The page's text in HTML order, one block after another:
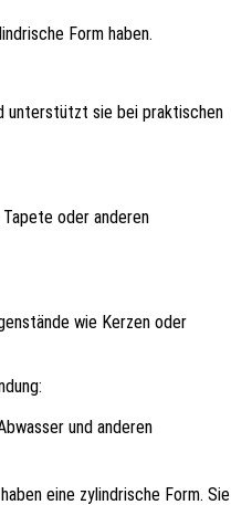
Form haben.
unterstützt sie bei praktischen
oder anderen
wie Kerzen oder
und anderen
eine zylindrische Form. Sie